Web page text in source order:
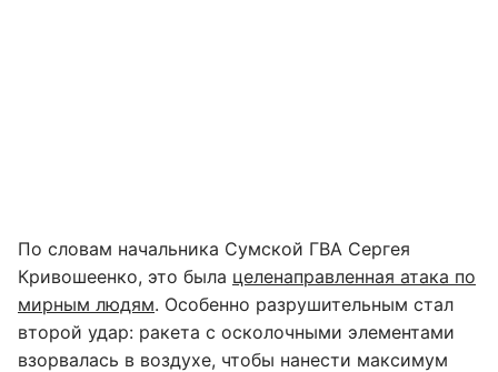
По словам начальника Сумской ГВА Сергея
Кривошеенко, это была целенаправленная атака по
мирным людям. Особенно разрушительным стал
второй удар: ракета с осколочными элементами
взорвалась в воздухе, чтобы нанести максимум